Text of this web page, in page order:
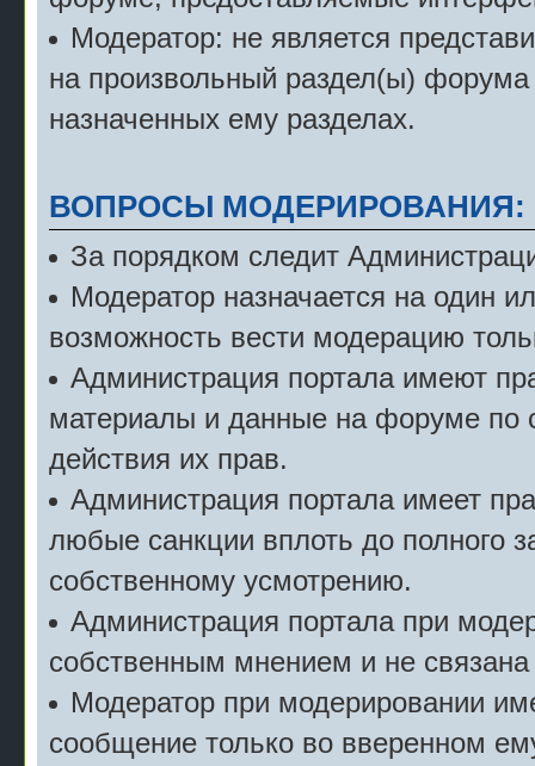
Модератор: не является
на произвольный раздел(ы) форума
назначенных ему разделах.
ВОПРОСЫ МОДЕРИРОВАНИЯ:
За порядком следит
Модератор назначается на один
возможность вести модерацию
Администрация портала имеют
материалы и данные на форуме по
действия их прав.
Администрация портала имеет
любые санкции вплоть до полного
собственному усмотрению.
Администрация портала при
собственным мнением и не
Модератор при модерировании
сообщение только во вверенном